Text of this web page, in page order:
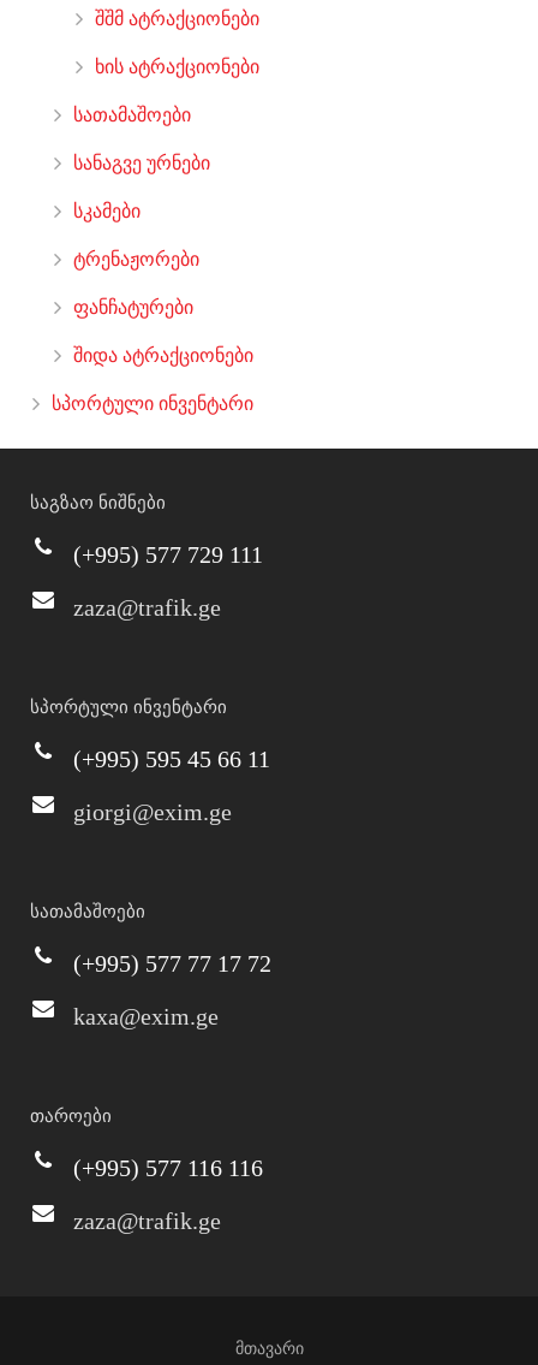
შშმ ატრაქციონები
ხის ატრაქციონები
სათამაშოები
სანაგვე ურნები
სკამები
ტრენაჟორები
ფანჩატურები
შიდა ატრაქციონები
სპორტული ინვენტარი
საგზაო ნიშნები
(+995) 577 729 111
zaza@trafik.ge
სპორტული ინვენტარი
(+995) 595 45 66 11
giorgi@exim.ge
სათამაშოები
(+995) 577 77 17 72
kaxa@exim.ge
თაროები
(+995) 577 116 116
zaza@trafik.ge
მთავარი